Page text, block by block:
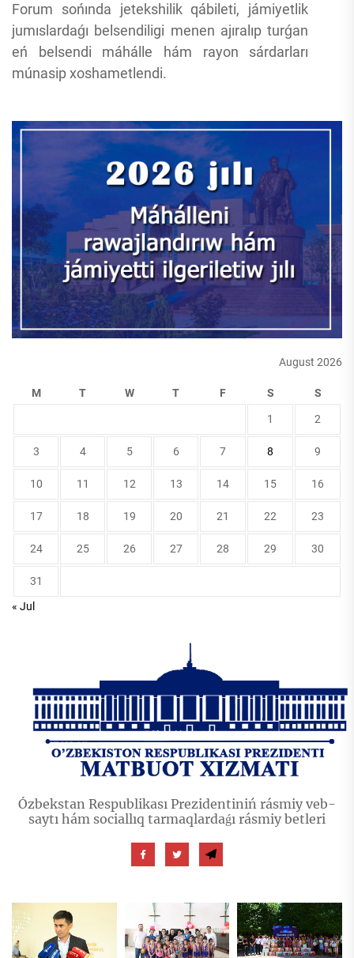
Forum sońında jetekshilik qábileti, jámiyetlik
jumıslardaǵı belsendiligi menen ajıralıp turǵan
eń belsendi máhálle hám rayon sárdarları
múnasip xoshametlendi.
August 2026
M T W T F S S
1 2
3 4 5 6 7 8 9
10 11 12 13 14 15 16
17 18 19 20 21 22 23
24 25 26 27 28 29 30
31
« Jul
Ózbekstan Respublikası Prezidentiniń rásmiy veb-
saytı hám sociallıq tarmaqlardaǵı rásmiy betleri